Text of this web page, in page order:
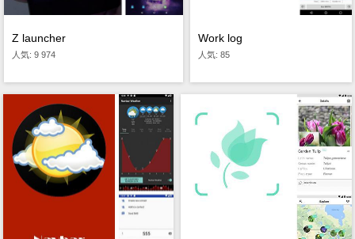
Z launcher
人気: 9 974
Work log
人気: 85